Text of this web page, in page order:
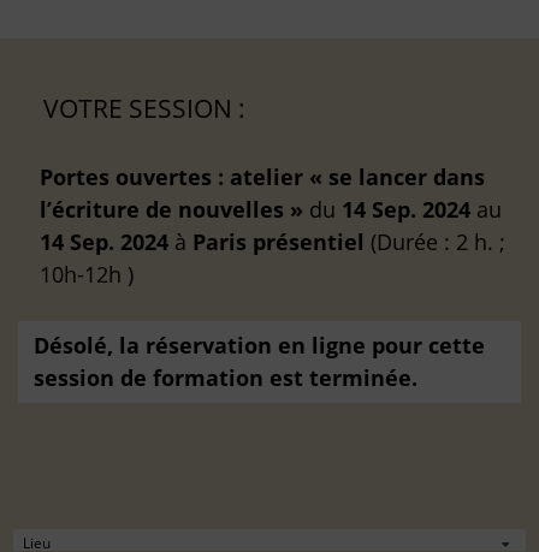
VOTRE SESSION :
Portes ouvertes : atelier « se lancer dans
l’écriture de nouvelles » du 14 Sep. 2024 au
14 Sep. 2024 à Paris présentiel (Durée : 2 h. ;
10h-12h )
Désolé, la réservation en ligne pour cette
session de formation est terminée.